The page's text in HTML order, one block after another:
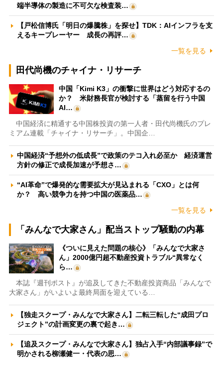
端半導体の製造に不可欠な検査装…
【戸松信博氏「明日の爆騰株」を探せ】TDK：AIインフラを支
えるキープレーヤー 成長の再評…
一覧を見る
田代尚機のチャイナ・リサーチ
中国「Kimi K3」の衝撃に世界はどう対応するの
か？ 米財務長官が検討する「蒸留を行う中国
AI…
中国経済に精通する中国株投資の第一人者・田代尚機氏のプレ
ミアム連載「チャイナ・リサーチ」。中国企…
中国経済“予想外の低成長”で政策のテコ入れ必至か 経済運営
方針の修正で成長加速が予想さ…
“AI革命”で爆発的な需要拡大が見込まれる「CXO」とは何
か？ 高い競争力を持つ中国の医薬品…
一覧を見る
「みんなで大家さん」配当ストップ騒動の内幕
《ついに見えた問題の核心》「みんなで大家さ
ん」2000億円超不動産投資トラブル“異常なく
ら…
本誌『週刊ポスト』が追及してきた不動産投資商品「みんなで
大家さん」がいよいよ最終局面を迎えている…
【独走スクープ・みんなで大家さん】二転三転した“成田プロ
ジェクト”の計画変更の裏で起き…
【追及スクープ・みんなで大家さん】独占入手“内部議事録”で
明かされる柳瀬健一・代表の思…